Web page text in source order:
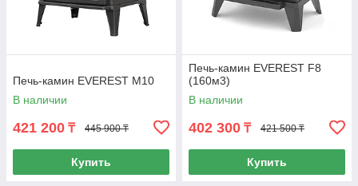
Печь-камин EVEREST М10
В наличии
421 200 ₸ 445 900 ₸
Купить
Печь-камин EVEREST F8
(160м3)
В наличии
402 300 ₸ 421 500 ₸
Купить